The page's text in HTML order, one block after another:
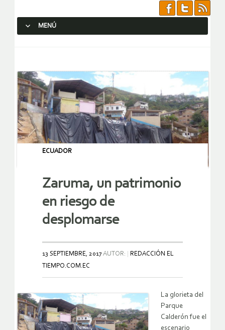
MENÚ
ECUADOR
Zaruma, un patrimonio
en riesgo de
desplomarse
13 SEPTIEMBRE, 2017AUTOR:
REDACCIÓN EL
TIEMPO.COM.EC
La glorieta del
Parque
Calderón fue el
escenario